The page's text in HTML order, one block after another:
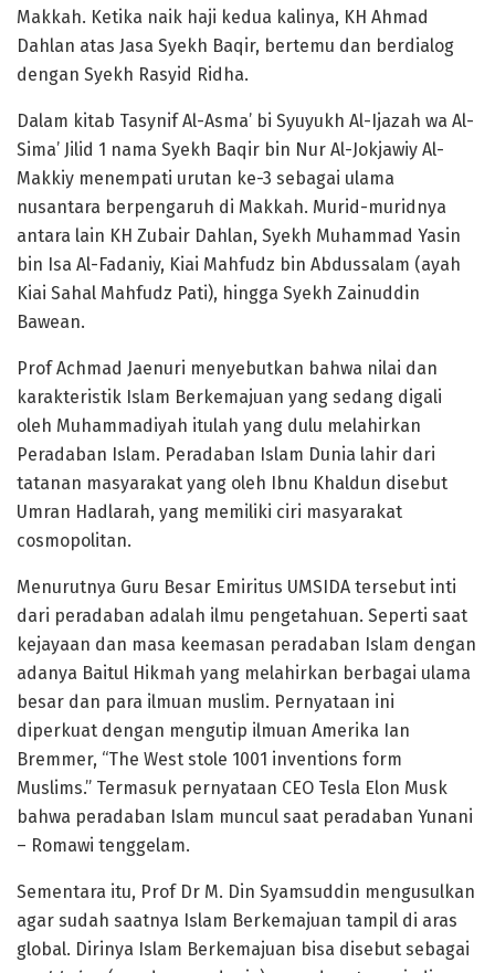
Makkah. Ketika naik haji kedua kalinya, KH Ahmad
Dahlan atas Jasa Syekh Baqir, bertemu dan berdialog
dengan Syekh Rasyid Ridha.
Dalam kitab Tasynif Al-Asma’ bi Syuyukh Al-Ijazah wa Al-
Sima’ Jilid 1 nama Syekh Baqir bin Nur Al-Jokjawiy Al-
Makkiy menempati urutan ke-3 sebagai ulama
nusantara berpengaruh di Makkah. Murid-muridnya
antara lain KH Zubair Dahlan, Syekh Muhammad Yasin
bin Isa Al-Fadaniy, Kiai Mahfudz bin Abdussalam (ayah
Kiai Sahal Mahfudz Pati), hingga Syekh Zainuddin
Bawean.
Prof Achmad Jaenuri menyebutkan bahwa nilai dan
karakteristik Islam Berkemajuan yang sedang digali
oleh Muhammadiyah itulah yang dulu melahirkan
Peradaban Islam. Peradaban Islam Dunia lahir dari
tatanan masyarakat yang oleh Ibnu Khaldun disebut
Umran Hadlarah, yang memiliki ciri masyarakat
cosmopolitan.
Menurutnya Guru Besar Emiritus UMSIDA tersebut inti
dari peradaban adalah ilmu pengetahuan. Seperti saat
kejayaan dan masa keemasan peradaban Islam dengan
adanya Baitul Hikmah yang melahirkan berbagai ulama
besar dan para ilmuan muslim. Pernyataan ini
diperkuat dengan mengutip ilmuan Amerika Ian
Bremmer, “The West stole 1001 inventions form
Muslims.” Termasuk pernyataan CEO Tesla Elon Musk
bahwa peradaban Islam muncul saat peradaban Yunani
– Romawi tenggelam.
Sementara itu, Prof Dr M. Din Syamsuddin mengusulkan
agar sudah saatnya Islam Berkemajuan tampil di aras
global. Dirinya Islam Berkemajuan bisa disebut sebagai